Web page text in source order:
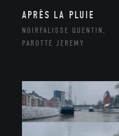
APRÈS LA PLUIE
NOIRFALISSE QUENTIN,
PAROTTE JEREMY